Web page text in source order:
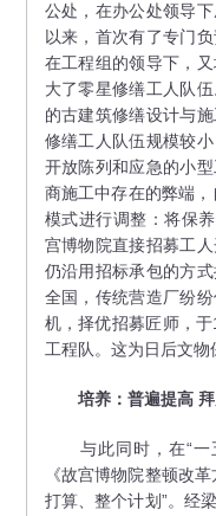
公处，在办公处领导
以来，首次有了专门
在工程组的领导下，
大了零星修缮工人队
的古建筑修缮设计与
修缮工人队伍规模较
开放陈列和应急的小
商施工中存在的弊端
模式进行调整：将保
宫博物院直接招募工
仍沿用招标承包的方
全国，传统营造厂纷
机，择优招募匠师，
工程队。这为日后文物
培养：普遍提高
与此同时，在“一
《故宫博物院整顿改
打算、整个计划”。经